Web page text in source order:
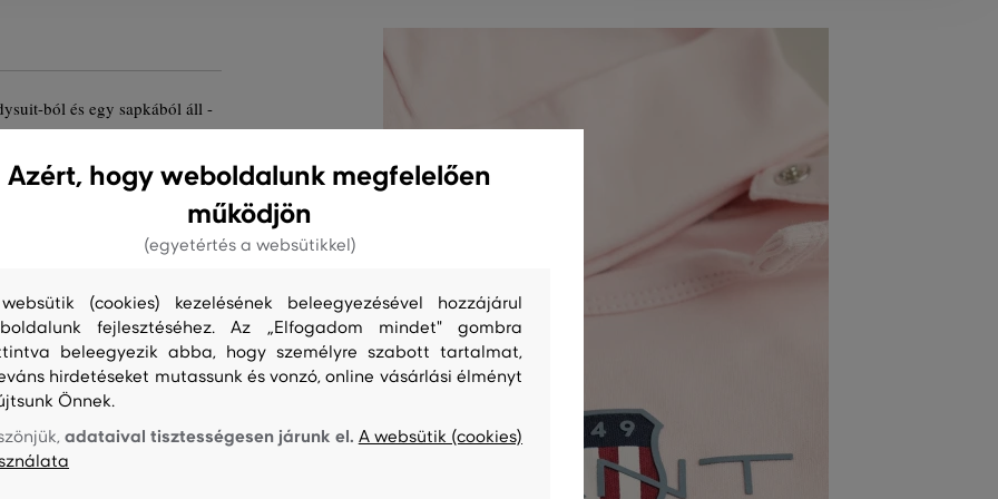
ból és egy sapkából áll -
ellátva. Gant logóval a
és az ágyéknál. Anyaga
A finom jersey bársonyosan
melegen tart. Egyedi
biztosít kisbabájának
kódja
Azért, hogy weboldalunk megfelelően
működjön
(egyetértés a websütikkel)
(cookies) kezelésének beleegyezésével hozzájárul
fejlesztéséhez. Az „Elfogadom mindet" gombra
beleegyezik abba, hogy személyre szabott tartalmat,
hirdetéseket mutassunk és vonzó, online vásárlási élményt
Önnek.
adataival tisztességesen járunk el. A websütik (cookies)